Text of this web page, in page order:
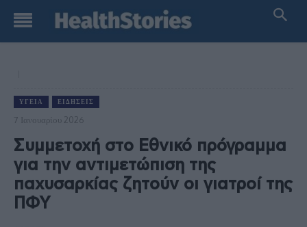
ΥΓΕΊΑ ΕΙΔΉΣΕΙΣ
7 Ιανουαρίου 2026
Συμμετοχή στο Εθνικό πρόγραμμα
για την αντιμετώπιση της
παχυσαρκίας ζητούν οι γιατροί της
ΠΦΥ